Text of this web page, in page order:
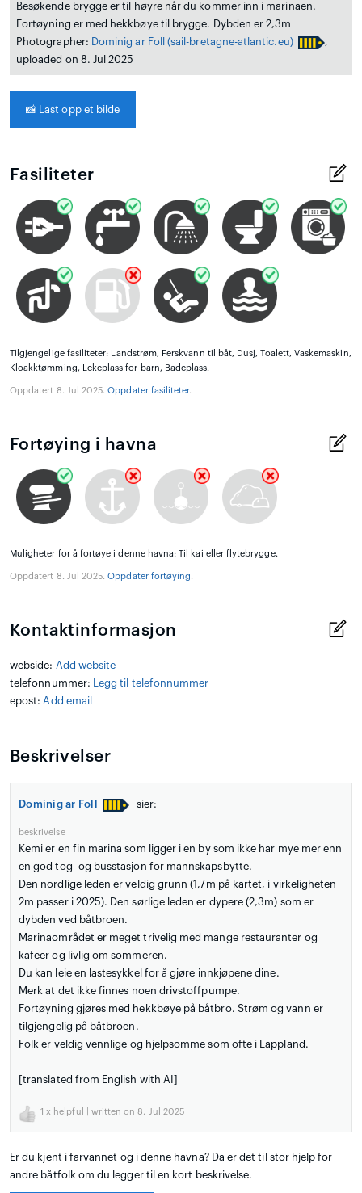
Besøkende brygge er til høyre når du kommer inn i marinaen.
Fortøyning er med hekkbøye til brygge. Dybden er 2,3m
Photographer: Dominig ar Foll (sail-bretagne-atlantic.eu)
,
uploaded on 8. Jul 2025
📸 Last opp et bilde
Fasiliteter
Tilgjengelige fasiliteter: Landstrøm, Ferskvann til båt, Dusj, Toalett, Vaskemaskin,
Kloakktømming, Lekeplass for barn, Badeplass.
Oppdatert 8. Jul 2025.Oppdater fasiliteter.
Fortøying i havna
Muligheter for å fortøye i denne havna: Til kai eller flytebrygge.
Oppdatert 8. Jul 2025.Oppdater fortøying.
Kontaktinformasjon
webside: Add website
telefonnummer:
Legg til telefonnummer
epost: Add email
Beskrivelser
Dominig ar Foll sier:
beskrivelse
Kemi er en fin marina som ligger i en by som ikke har mye mer enn
en god tog- og busstasjon for mannskapsbytte.
Den nordlige leden er veldig grunn (1,7m på kartet, i virkeligheten
2m passer i 2025). Den sørlige leden er dypere (2,3m) som er
dybden ved båtbroen.
Marinaområdet er meget trivelig med mange restauranter og
kafeer og livlig om sommeren.
Du kan leie en lastesykkel for å gjøre innkjøpene dine.
Merk at det ikke finnes noen drivstoffpumpe.
Fortøyning gjøres med hekkbøye på båtbro. Strøm og vann er
tilgjengelig på båtbroen.
Folk er veldig vennlige og hjelpsomme som ofte i Lappland.
[translated from English with AI]
1 x helpful | written on 8. Jul 2025
Er du kjent i farvannet og i denne havna? Da er det til stor hjelp for
andre båtfolk om du legger til en kort beskrivelse.